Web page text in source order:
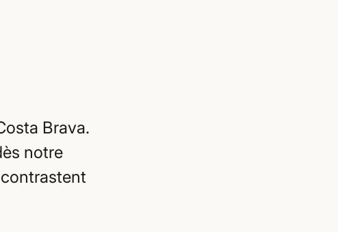
Brava.
notre